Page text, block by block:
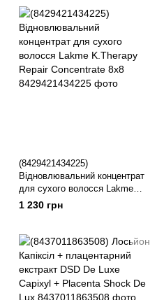
(8429421434225)
Відновлювальний концентрат
для сухого волосся Lakme
K.Therapy Repair Concentrate
1 230 грн